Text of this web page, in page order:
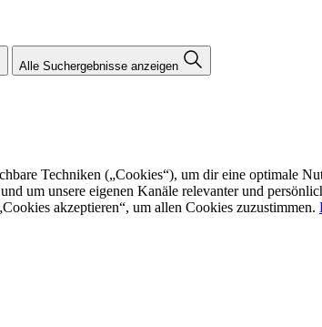
Alle Suchergebnisse anzeigen
Techniken („Cookies“), um dir eine optimale
um unsere eigenen Kanäle relevanter und
akzeptieren“, um allen Cookies zuzustimmen.